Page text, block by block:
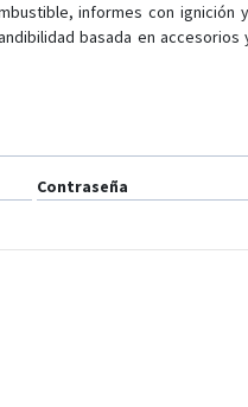
informes con ignición
basada en accesorios
Contraseña